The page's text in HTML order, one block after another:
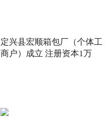
定兴县宏顺箱包厂（个体工
商户）成立 注册资本1万